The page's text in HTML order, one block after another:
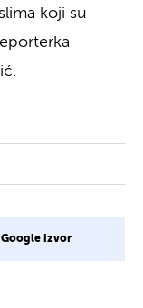
koji su
Google izvor